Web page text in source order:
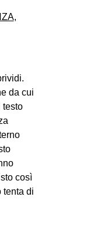
,
da cui
testo
così
tenta di